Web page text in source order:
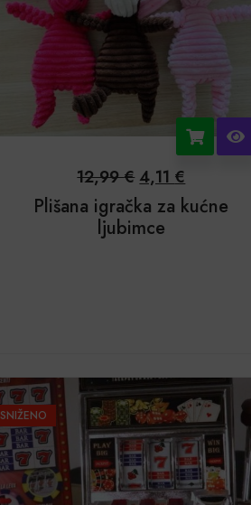
12,99€ 4,11 €
Plišana igračka za kućne
ljubimce
SNIŽENO